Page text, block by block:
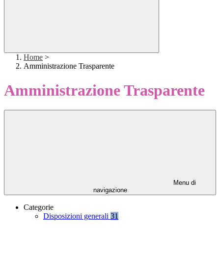
Home >
Amministrazione Trasparente
Amministrazione Trasparente
Menu di
navigazione
Categorie
Disposizioni generali 31